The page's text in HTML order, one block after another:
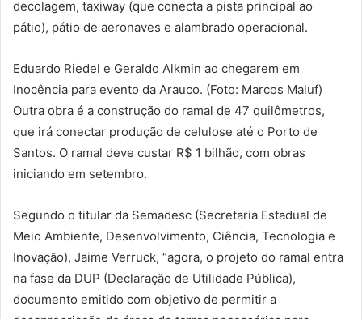
decolagem, taxiway (que conecta a pista principal ao
pátio), pátio de aeronaves e alambrado operacional.
Eduardo Riedel e Geraldo Alkmin ao chegarem em
Inocência para evento da Arauco. (Foto: Marcos Maluf)
Outra obra é a construção do ramal de 47 quilômetros,
que irá conectar produção de celulose até o Porto de
Santos. O ramal deve custar R$ 1 bilhão, com obras
iniciando em setembro.
Segundo o titular da Semadesc (Secretaria Estadual de
Meio Ambiente, Desenvolvimento, Ciência, Tecnologia e
Inovação), Jaime Verruck, “agora, o projeto do ramal entra
na fase da DUP (Declaração de Utilidade Pública),
documento emitido com objetivo de permitir a